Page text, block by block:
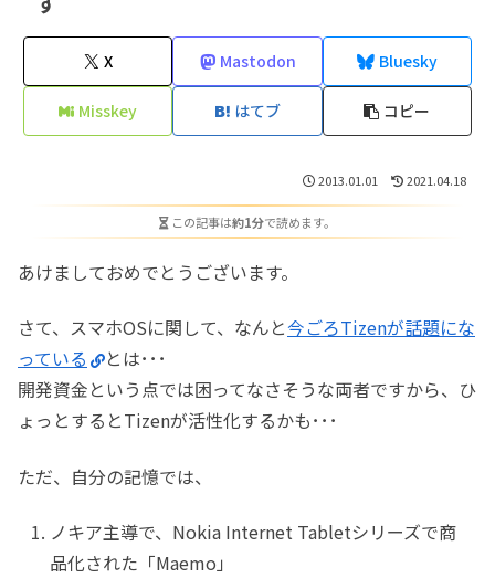
X Mastodon Bluesky
Misskey はてブ コピー
2013.01.01 2021.04.18
この記事は約1分で読めます。
あけましておめでとうございます。
さて、スマホOSに関して、なんと今ごろTizenが話題にな
っている
とは･･･
開発資金という点では困ってなさそうな両者ですから、ひ
ょっとするとTizenが活性化するかも･･･
ただ、自分の記憶では、
ノキア主導で、Nokia Internet Tabletシリーズで商
品化された「Maemo」